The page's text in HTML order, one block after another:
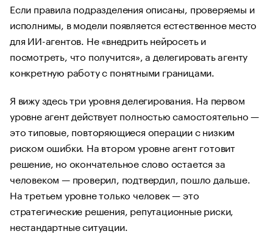
Если правила подразделения описаны, проверяемы и
исполнимы, в модели появляется естественное место
для ИИ-агентов. Не «внедрить нейросеть и
посмотреть, что получится», а делегировать агенту
конкретную работу с понятными границами.
Я вижу здесь три уровня делегирования. На первом
уровне агент действует полностью самостоятельно —
это типовые, повторяющиеся операции с низким
риском ошибки. На втором уровне агент готовит
решение, но окончательное слово остается за
человеком — проверил, подтвердил, пошло дальше.
На третьем уровне только человек — это
стратегические решения, репутационные риски,
нестандартные ситуации.